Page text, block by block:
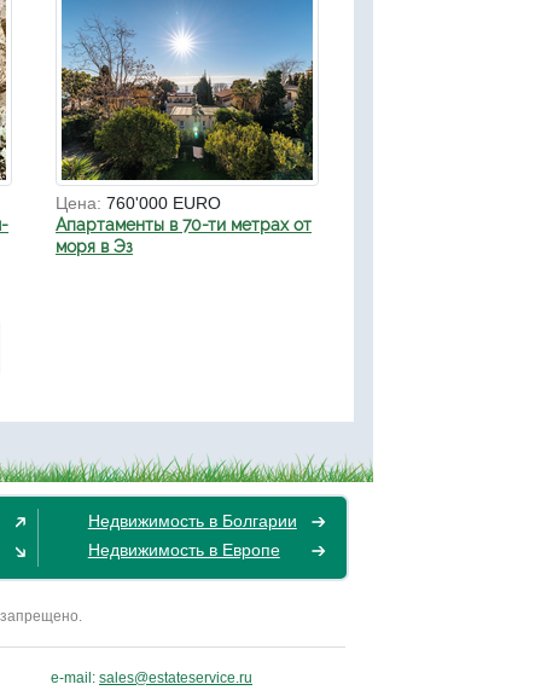
Цена: 760'000 EURO
Апартаменты в 70-ти метрах от
моря в Эз
Недвижимость в Болгарии
Недвижимость в Европе
e-mail: sales@estateservice.ru